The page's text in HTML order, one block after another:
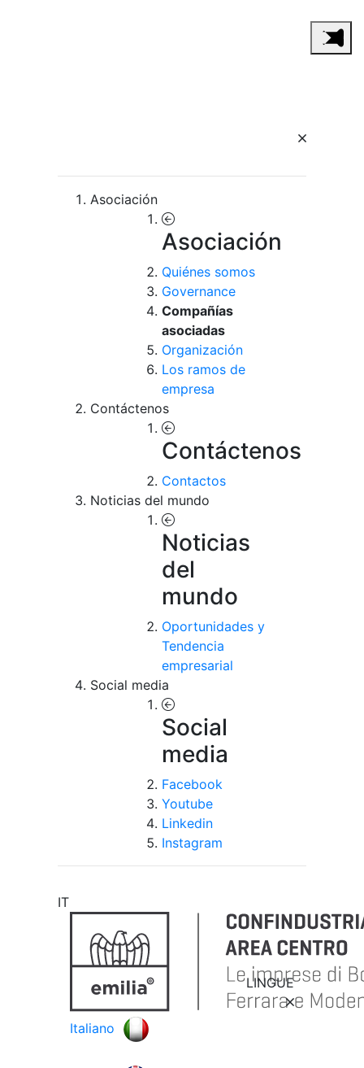
Asociación
Asociación
Quiénes somos
Governance
Compañías
asociadas
Organización
Los ramos de
empresa
Contáctenos
Contáctenos
Contactos
Noticias del mundo
Noticias
del
mundo
Oportunidades y
Tendencia
empresarial
Social media
Social
media
Facebook
Youtube
Linkedin
Instagram
IT
LINGUE
Italiano